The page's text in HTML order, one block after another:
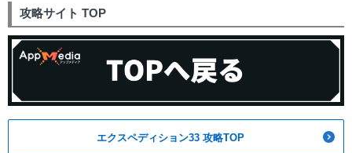
攻略サイト TOP
エクスペディション33 攻略TOP